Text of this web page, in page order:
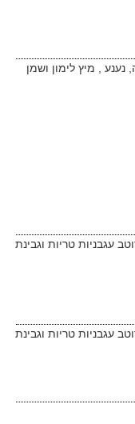
נענע , מיץ לימון ושמן
עגבניות טריות וגבינת
עגבניות טריות וגבינת